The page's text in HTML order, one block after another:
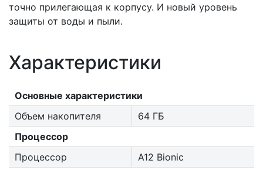
точно прилегающая к корпусу. И новый уровень
защиты от воды и пыли.
Характеристики
Основные характеристики
Объем накопителя
64 ГБ
Процессор
Процессор
A12 Bionic